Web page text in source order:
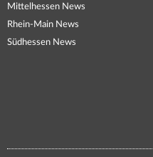
Mittelhessen News
Rhein-Main News
Südhessen News